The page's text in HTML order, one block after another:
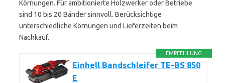
Körnungen. Für ambitionierte Holzwerker oder Betriebe
sind 10 bis 20 Bänder sinnvoll. Berücksichtige
unterschiedliche Körnungen und Lieferzeiten beim
Nachkauf.
EMPFEHLUNG
Einhell Bandschleifer TE-BS 850
E